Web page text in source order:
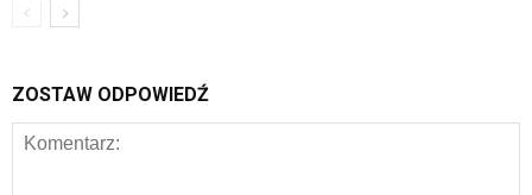
ZOSTAW ODPOWIEDŹ